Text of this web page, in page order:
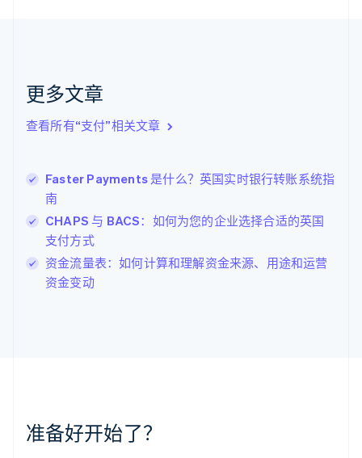
更多文章
查看所有“支付”相关文章
Faster Payments 是什么？英国实时银行转账系统指
南
CHAPS 与 BACS：如何为您的企业选择合适的英国
支付方式
资金流量表：如何计算和理解资金来源、用途和运营
资金变动
准备好开始了？
English
克罗地亚
EnglishItaliano
English
列支敦士登
Deutsch English
卢森堡
Français Deutsch
罗马尼亚
English
挪威